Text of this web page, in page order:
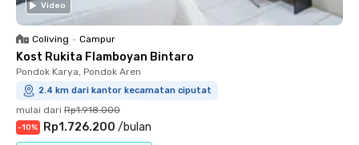
Video
Coliving • Campur
Kost Rukita Flamboyan Bintaro
Pondok Karya, Pondok Aren
2.4 km dari kantor kecamatan ciputat
mulai dari Rp1.918.000
-10% Rp1.726.200 /bulan